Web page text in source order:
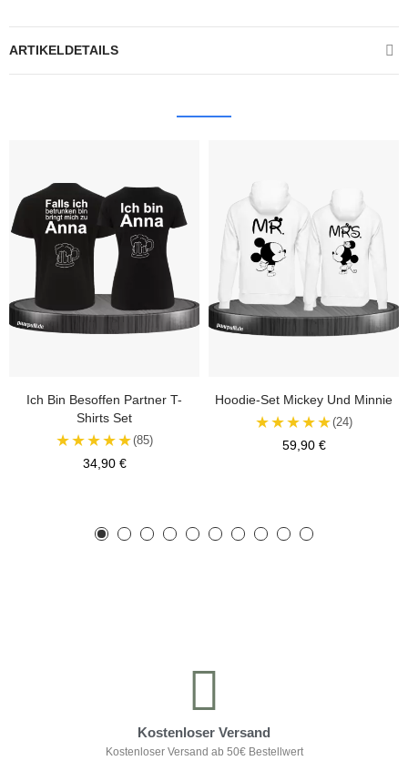
ARTIKELDETAILS
Ich Bin Besoffen Partner T-
Shirts Set
★★★★★(85)
34,90 €
Hoodie-Set Mickey Und Minnie
★★★★★(24)
59,90 €
Kostenloser Versand
Kostenloser Versand ab 50€ Bestellwert